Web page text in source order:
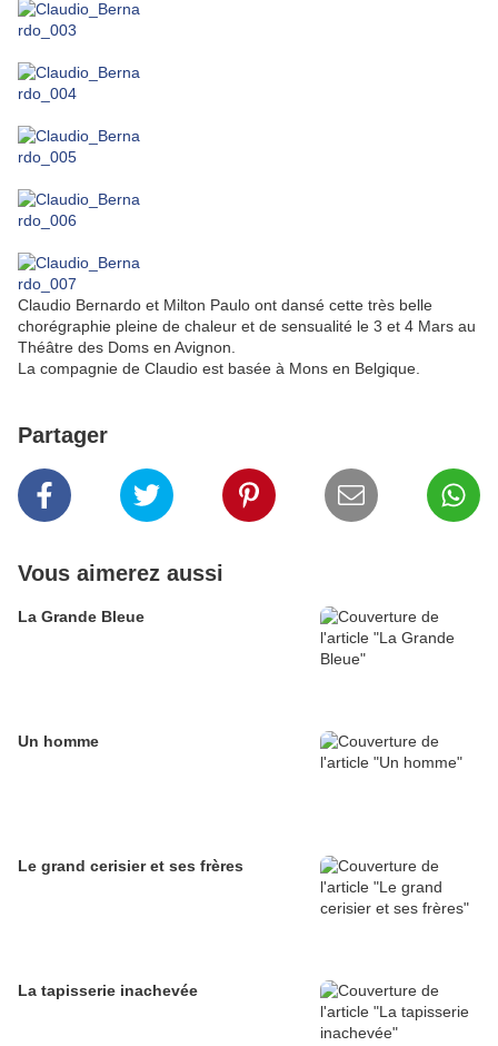
Claudio Bernardo et Milton Paulo ont dansé cette très belle
chorégraphie pleine de chaleur et de sensualité le 3 et 4 Mars au
Théâtre des Doms en Avignon.
La compagnie de Claudio est basée à Mons en Belgique.
Partager
Vous aimerez aussi
La Grande Bleue
Un homme
Le grand cerisier et ses frères
La tapisserie inachevée